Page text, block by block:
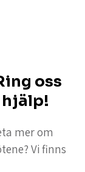
oss
hjälp!
mer om
Vi finns